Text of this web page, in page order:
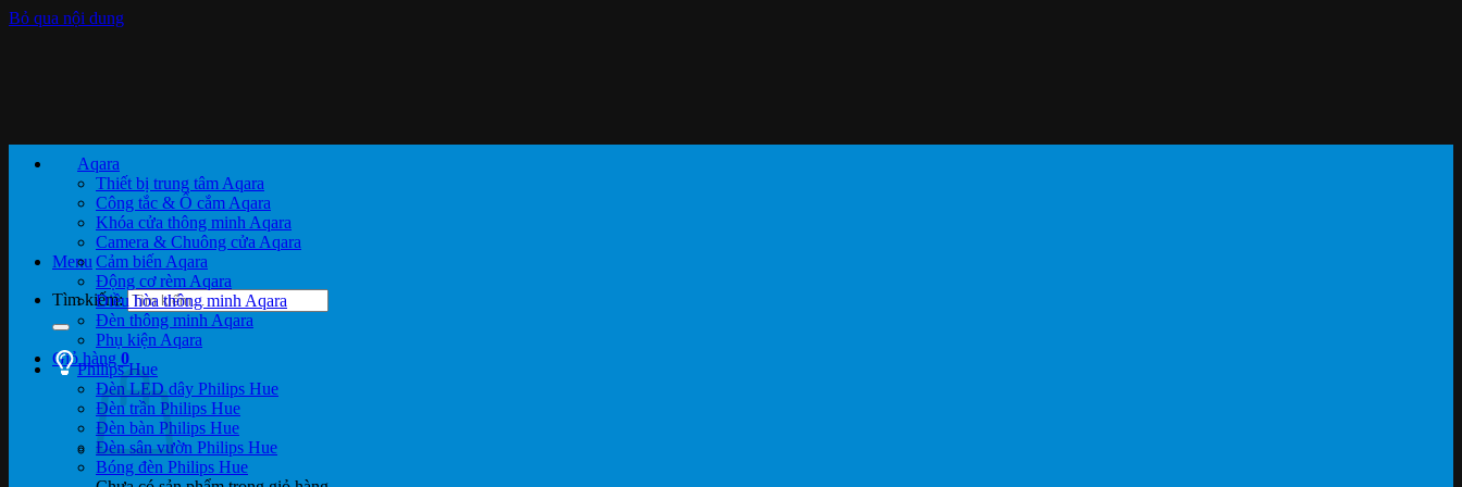
Bỏ qua nội dung
Menu
Tìm kiếm:
Giỏ hàng 0
Aqara
Thiết bị trung tâm Aqara
Công tắc & Ổ cắm Aqara
Khóa cửa thông minh Aqara
Camera & Chuông cửa Aqara
Cảm biến Aqara
Động cơ rèm Aqara
Điều hòa thông minh Aqara
Đèn thông minh Aqara
Phụ kiện Aqara
Philips Hue
Đèn LED dây Philips Hue
Đèn trần Philips Hue
Đèn bàn Philips Hue
Đèn sân vườn Philips Hue
Bóng đèn Philips Hue